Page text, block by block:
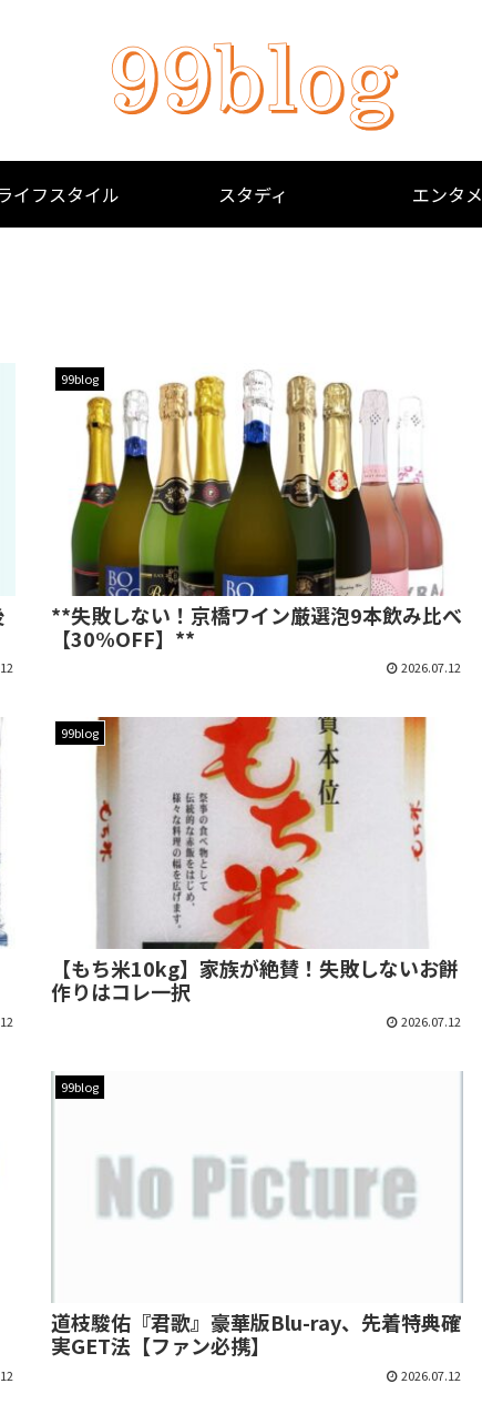
イフスタイル スタディ エンタメ
99blog
**失敗しない！京橋ワイン厳選泡9本飲み比べ
【30%OFF】**
2026.07.12
99blog
【もち米10kg】家族が絶賛！失敗しないお餅
作りはコレ一択
2026.07.12
99blog
道枝駿佑『君歌』豪華版Blu-ray、先着特典確
実GET法【ファン必携】
2026.07.12